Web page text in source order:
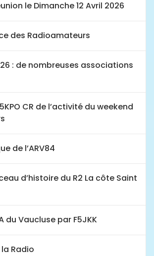
le Dimanche 12 Avril 2026
des Radioamateurs
: de nombreuses associations
CR de l’activité du weekend
de l’ARV84
d’histoire du R2 La côte Saint
du Vaucluse par F5JKK
Radio